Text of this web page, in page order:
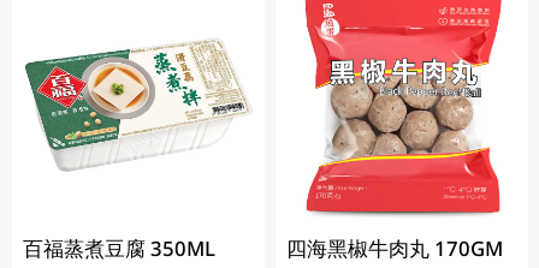
百福蒸煮豆腐 350ML 四海黑椒牛肉丸 170GM